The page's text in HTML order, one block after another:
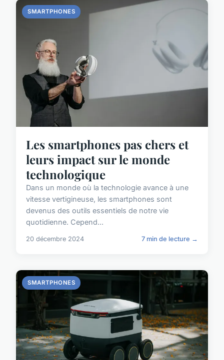
SMARTPHONES
Les smartphones pas chers et
leurs impact sur le monde
technologique
Dans un monde où la technologie avance à une
vitesse vertigineuse, les smartphones sont
devenus des outils essentiels de notre vie
quotidienne. Cepend...
20 décembre 2024 7 min de lecture →
SMARTPHONES